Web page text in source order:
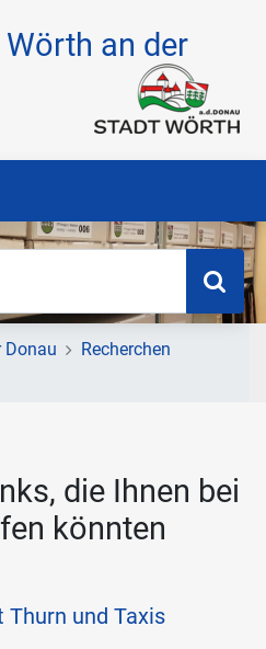
an der
Donau
Recherchen
die Ihnen bei
könnten
und Taxis